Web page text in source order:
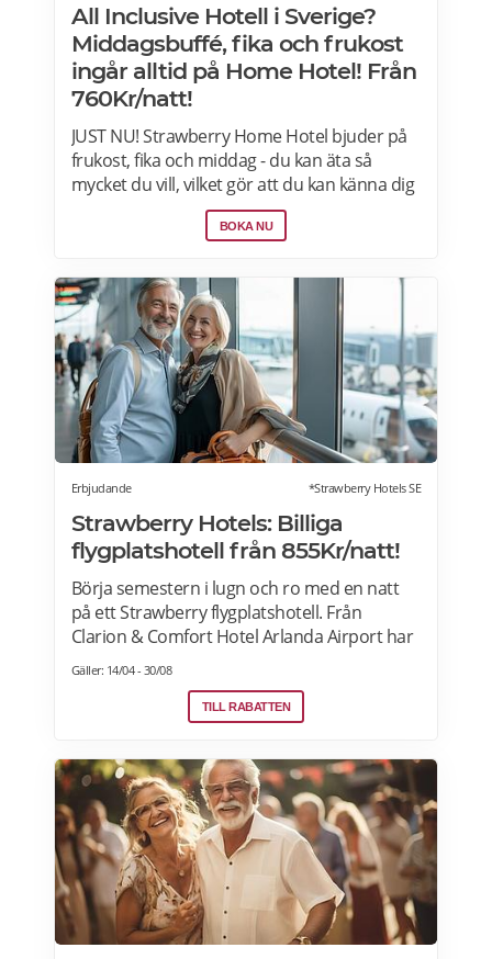
All Inclusive Hotell i Sverige?
Middagsbuffé, fika och frukost
ingår alltid på Home Hotel! Från
760Kr/natt!
JUST NU! Strawberry Home Hotel bjuder på
frukost, fika och middag - du kan äta så
mycket du vill, vilket gör att du kan känna dig
som hemma. Välj mellan 50+ hotell i Norden
från 760kr per natt. Boka nu>>>
BOKA NU
Erbjudande *Strawberry Hotels SE
Strawberry Hotels: Billiga
flygplatshotell från 855Kr/natt!
Börja semestern i lugn och ro med en natt
på ett Strawberry flygplatshotell. Från
Clarion & Comfort Hotel Arlanda Airport har
du gångavstånd till terminalerna, och från
Quality Hotel Arlanda XPO går gratis
transferbuss som endast tar 10 minuter
Strawberry har självklart hotell vid
flygplatserna i Köpenhamn, Oslo och
Helsingfors också! Läs mer>>>
Gäller: 14/04 - 30/08
TILL RABATTEN